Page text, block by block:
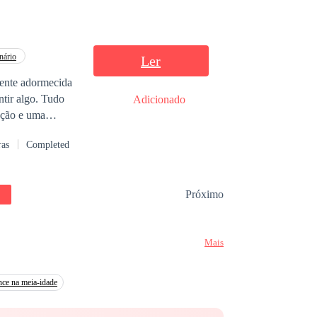
surpreender!
adormecida
algo. Tudo
e uma
suas vidas.
verdade
Completed
Ler
Adicionado
Próximo
Mais
na meia-idade